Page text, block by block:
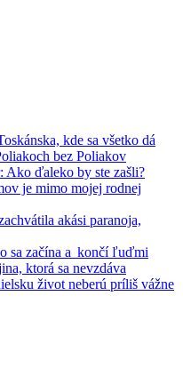
kde sa všetko dá
bez Poliakov
ďaleko by ste zašli?
je mimo mojej rodnej
akási paranoja,
sa začína a končí ľuďmi
ktorá sa nevzdáva
život neberú príliš vážne